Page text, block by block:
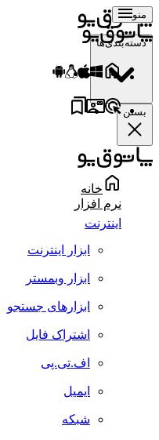
منو
دسته‌بندی‌ها
بستن
خانه
نرم افزار
اینترنت
ابزار اینترنت
ابزار وبمستر
ابزارهای جستجو
اشتراک فایل
اف.تی.پی
ایمیل
شبکه